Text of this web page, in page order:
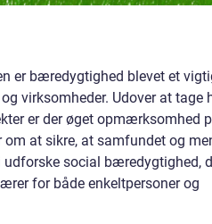
er bæredygtighed blevet et
virksomheder. Udover at tage
er der øget opmærksomhed
at sikre, at samfundet og
social bæredygtighed,
for både enkeltpersoner og